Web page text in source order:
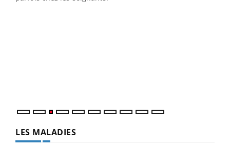
LES MALADIES